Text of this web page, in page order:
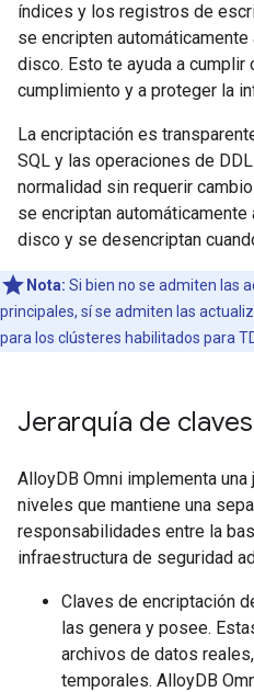
índices y los registros de
se encripten
disco. Esto te ayuda a
cumplimiento y a proteger la
La encriptación es
SQL y las operaciones de
normalidad sin requerir
se encriptan
disco y se desencriptan
Nota: Si bien no se admiten las
principales, sí se admiten las
para los clústeres habilitados para
Jerarquía de claves
AlloyDB Omni implementa
niveles que mantiene una
responsabilidades entre la
infraestructura de seguridad
Claves de encriptación
las genera y posee.
archivos de datos
temporales. AlloyDB